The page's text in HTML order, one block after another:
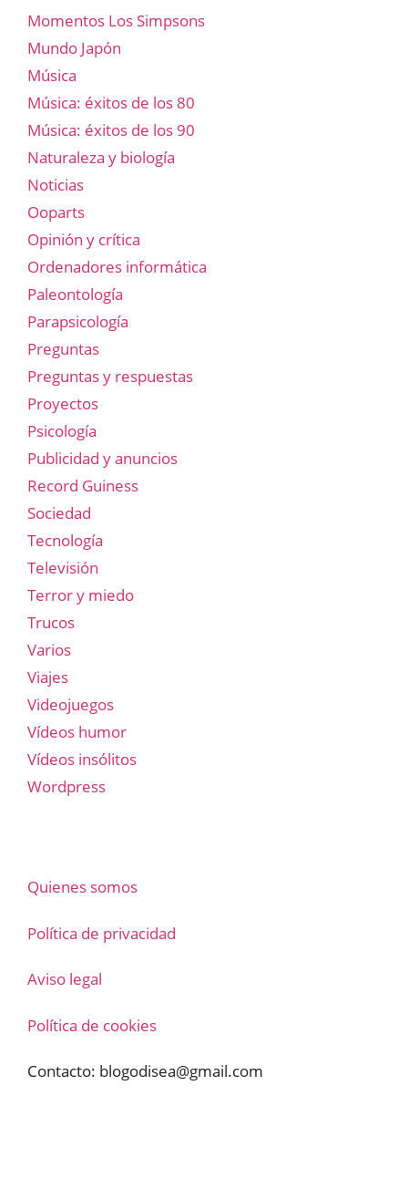
Momentos Los Simpsons
Mundo Japón
Música
Música: éxitos de los 80
Música: éxitos de los 90
Naturaleza y biología
Noticias
Ooparts
Opinión y crítica
Ordenadores informática
Paleontología
Parapsicología
Preguntas
Preguntas y respuestas
Proyectos
Psicología
Publicidad y anuncios
Record Guiness
Sociedad
Tecnología
Televisión
Terror y miedo
Trucos
Varios
Viajes
Videojuegos
Vídeos humor
Vídeos insólitos
Wordpress
Quienes somos
Política de privacidad
Aviso legal
Política de cookies
Contacto: blogodisea@gmail.com